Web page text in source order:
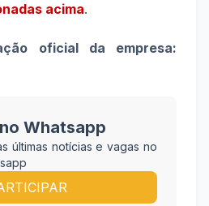
acima.
oficial da empresa:
Whatsapp
últimas notícias e vagas no